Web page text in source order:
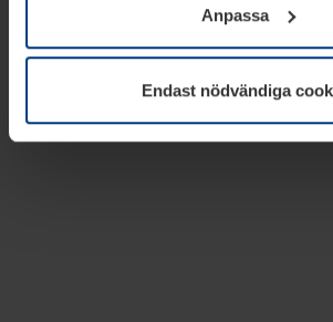
informationen om kakor under
vår webbplats.
Anpassa
Endast nödvändiga